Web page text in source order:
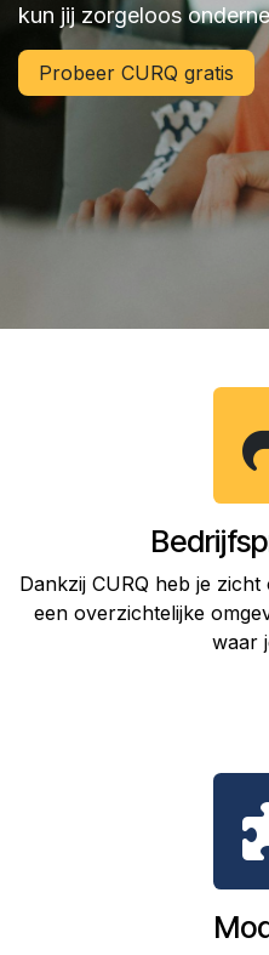
kun jij zorgeloos
Probeer CURQ gratis
Dankzij CURQ heb je
een overzichtelijke
waar